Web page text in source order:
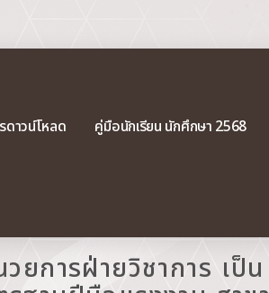
ดาวน์โหลด
คู่มือนักเรียน นักศึกษา 2568
การฝ่ายวิชาการ เป็น